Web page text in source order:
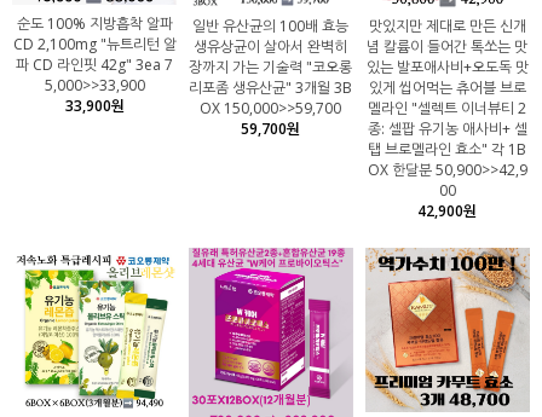
순도 100% 지방흡착 알파
CD 2,100mg "뉴트리턴 알
파 CD 라인핏 42g" 3ea 7
5,000>>33,900
33,900원
일반 유산균의 100배 효능
생유상균이 살아서 완벽히
장까지 가는 기술력 "코오롱
리포좀 생유산균" 3개월 3B
OX 150,000>>59,700
59,700원
맛있지만 제대로 만든 신개
념 칼륨이 들어간 톡쏘는 맛
있는 발포애사비+오도독 맛
있게 씹어먹는 츄어블 브로
멜라인 "셀렉트 이너뷰티 2
종: 셀팝 유기농 애사비+ 셀
탭 브로멜라인 효소" 각 1B
OX 한달분 50,900>>42,9
00
42,900원